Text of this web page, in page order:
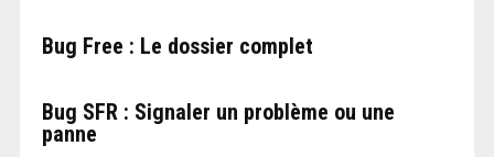
Bug Free : Le dossier complet
Bug SFR : Signaler un problème ou une
panne